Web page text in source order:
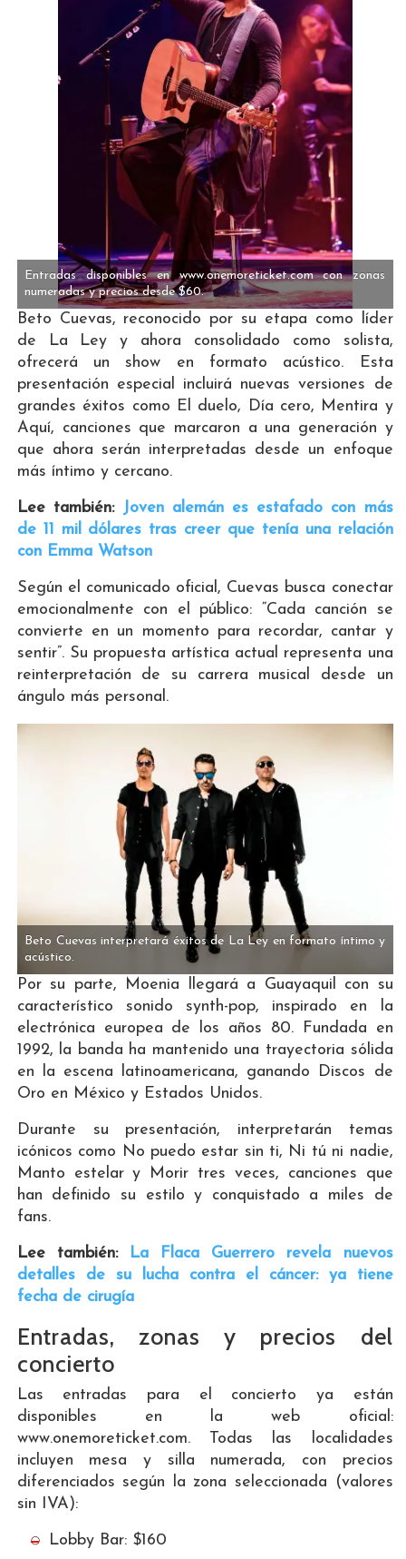
Entradas disponibles en www.onemoreticket.com con zonas
numeradas y precios desde $60.
Beto Cuevas, reconocido por su etapa como líder
de La Ley y ahora consolidado como solista,
ofrecerá un show en formato acústico. Esta
presentación especial incluirá nuevas versiones de
grandes éxitos como El duelo, Día cero, Mentira y
Aquí, canciones que marcaron a una generación y
que ahora serán interpretadas desde un enfoque
más íntimo y cercano.
Lee también: Joven alemán es estafado con más
de 11 mil dólares tras creer que tenía una relación
con Emma Watson
Según el comunicado oficial, Cuevas busca conectar
emocionalmente con el público: “Cada canción se
convierte en un momento para recordar, cantar y
sentir”. Su propuesta artística actual representa una
reinterpretación de su carrera musical desde un
ángulo más personal.
Beto Cuevas interpretará éxitos de La Ley en formato íntimo y
acústico.
Por su parte, Moenia llegará a Guayaquil con su
característico sonido synth-pop, inspirado en la
electrónica europea de los años 80. Fundada en
1992, la banda ha mantenido una trayectoria sólida
en la escena latinoamericana, ganando Discos de
Oro en México y Estados Unidos.
Durante su presentación, interpretarán temas
icónicos como No puedo estar sin ti, Ni tú ni nadie,
Manto estelar y Morir tres veces, canciones que
han definido su estilo y conquistado a miles de
fans.
Lee también:
La Flaca Guerrero revela nuevos
detalles de su lucha contra el cáncer: ya tiene
fecha de cirugía
Entradas, zonas y precios del
concierto
Las entradas para el concierto ya están
disponibles en la web oficial:
www.onemoreticket.com. Todas las localidades
incluyen mesa y silla numerada, con precios
diferenciados según la zona seleccionada (valores
sin IVA):
Lobby Bar: $160